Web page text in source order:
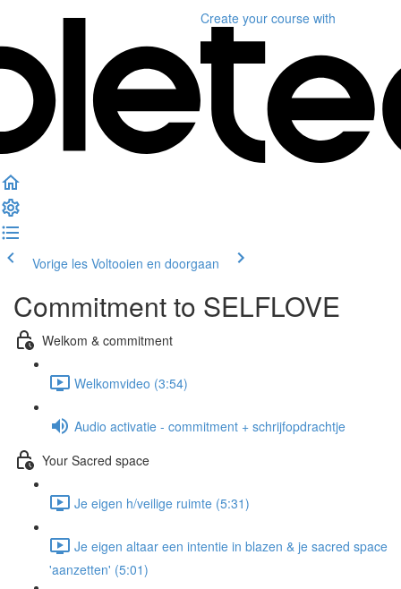
Create your course with
Vorige les Voltooien en doorgaan
Commitment to SELFLOVE
Welkom & commitment
Welkomvideo (3:54)
Audio activatie - commitment + schrijfopdrachtje
Your Sacred space
Je eigen h/veilige ruimte (5:31)
Je eigen altaar een intentie in blazen & je sacred space
'aanzetten' (5:01)